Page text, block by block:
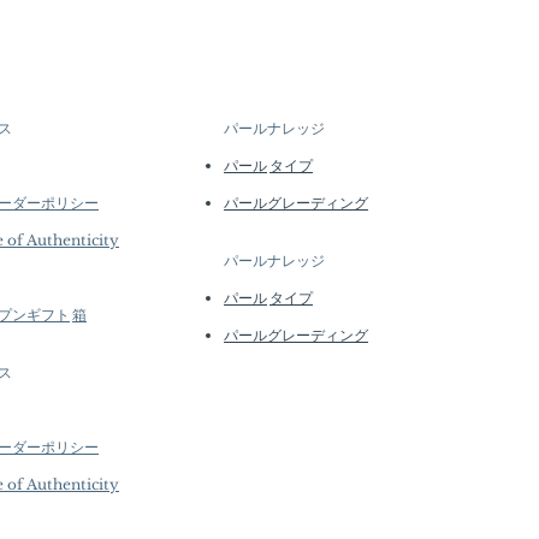
ct of SI Quality Natural Diamond
ダーポリシー
of Authenticity
ンギフト 箱
ダーポリシー
of Authenticity
パールナレッジ
パール タイプ
パールグレーディング
パールナレッジ
パール タイプ
パールグレーディング